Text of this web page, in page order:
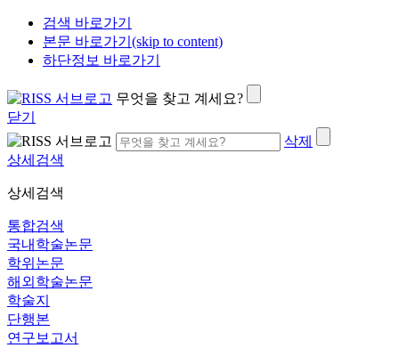
검색 바로가기
본문 바로가기(skip to content)
하단정보 바로가기
무엇을 찾고 계세요?
닫기
삭제
상세검색
상세검색
통합검색
국내학술논문
학위논문
해외학술논문
학술지
단행본
연구보고서